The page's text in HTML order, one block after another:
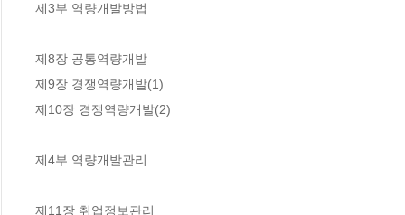
제3부 역량개발방법
제8장 공통역량개발
제9장 경쟁역량개발(1)
제10장 경쟁역량개발(2)
제4부 역량개발관리
제11장 취업정보관리